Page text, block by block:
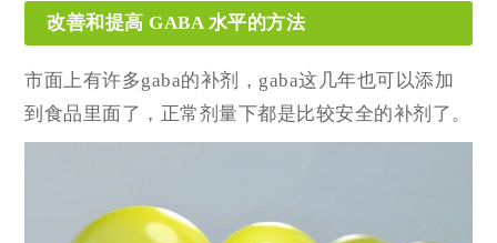
改善和提高 GABA 水平的方法
市面上有许多gaba的补剂，gaba这几年也可以添加
到食品里面了，正常剂量下都是比较安全的补剂了。